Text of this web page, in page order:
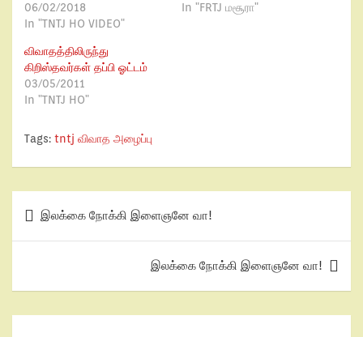
06/02/2018
In "TNTJ HO VIDEO"
In "FRTJ மசூரா"
விவாதத்திலிருந்து
கிறிஸ்தவர்கள் தப்பி ஓட்டம்
03/05/2011
In "TNTJ HO"
Tags: tntj விவாத அழைப்பு
இலக்கை நோக்கி இளைஞனே வா!
இலக்கை நோக்கி இளைஞனே வா!